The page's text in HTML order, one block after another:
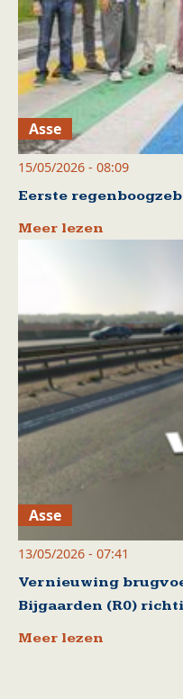
Asse
15/05/2026 - 08:09
Eerste
Meer lezen
Asse
13/05/2026 - 07:41
Vernieuwing
Bijgaarden (R0)
Meer lezen